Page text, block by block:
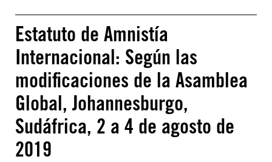
Estatuto de Amnistía
Internacional: Según las
modificaciones de la Asamblea
Global, Johannesburgo,
Sudáfrica, 2 a 4 de agosto de
2019